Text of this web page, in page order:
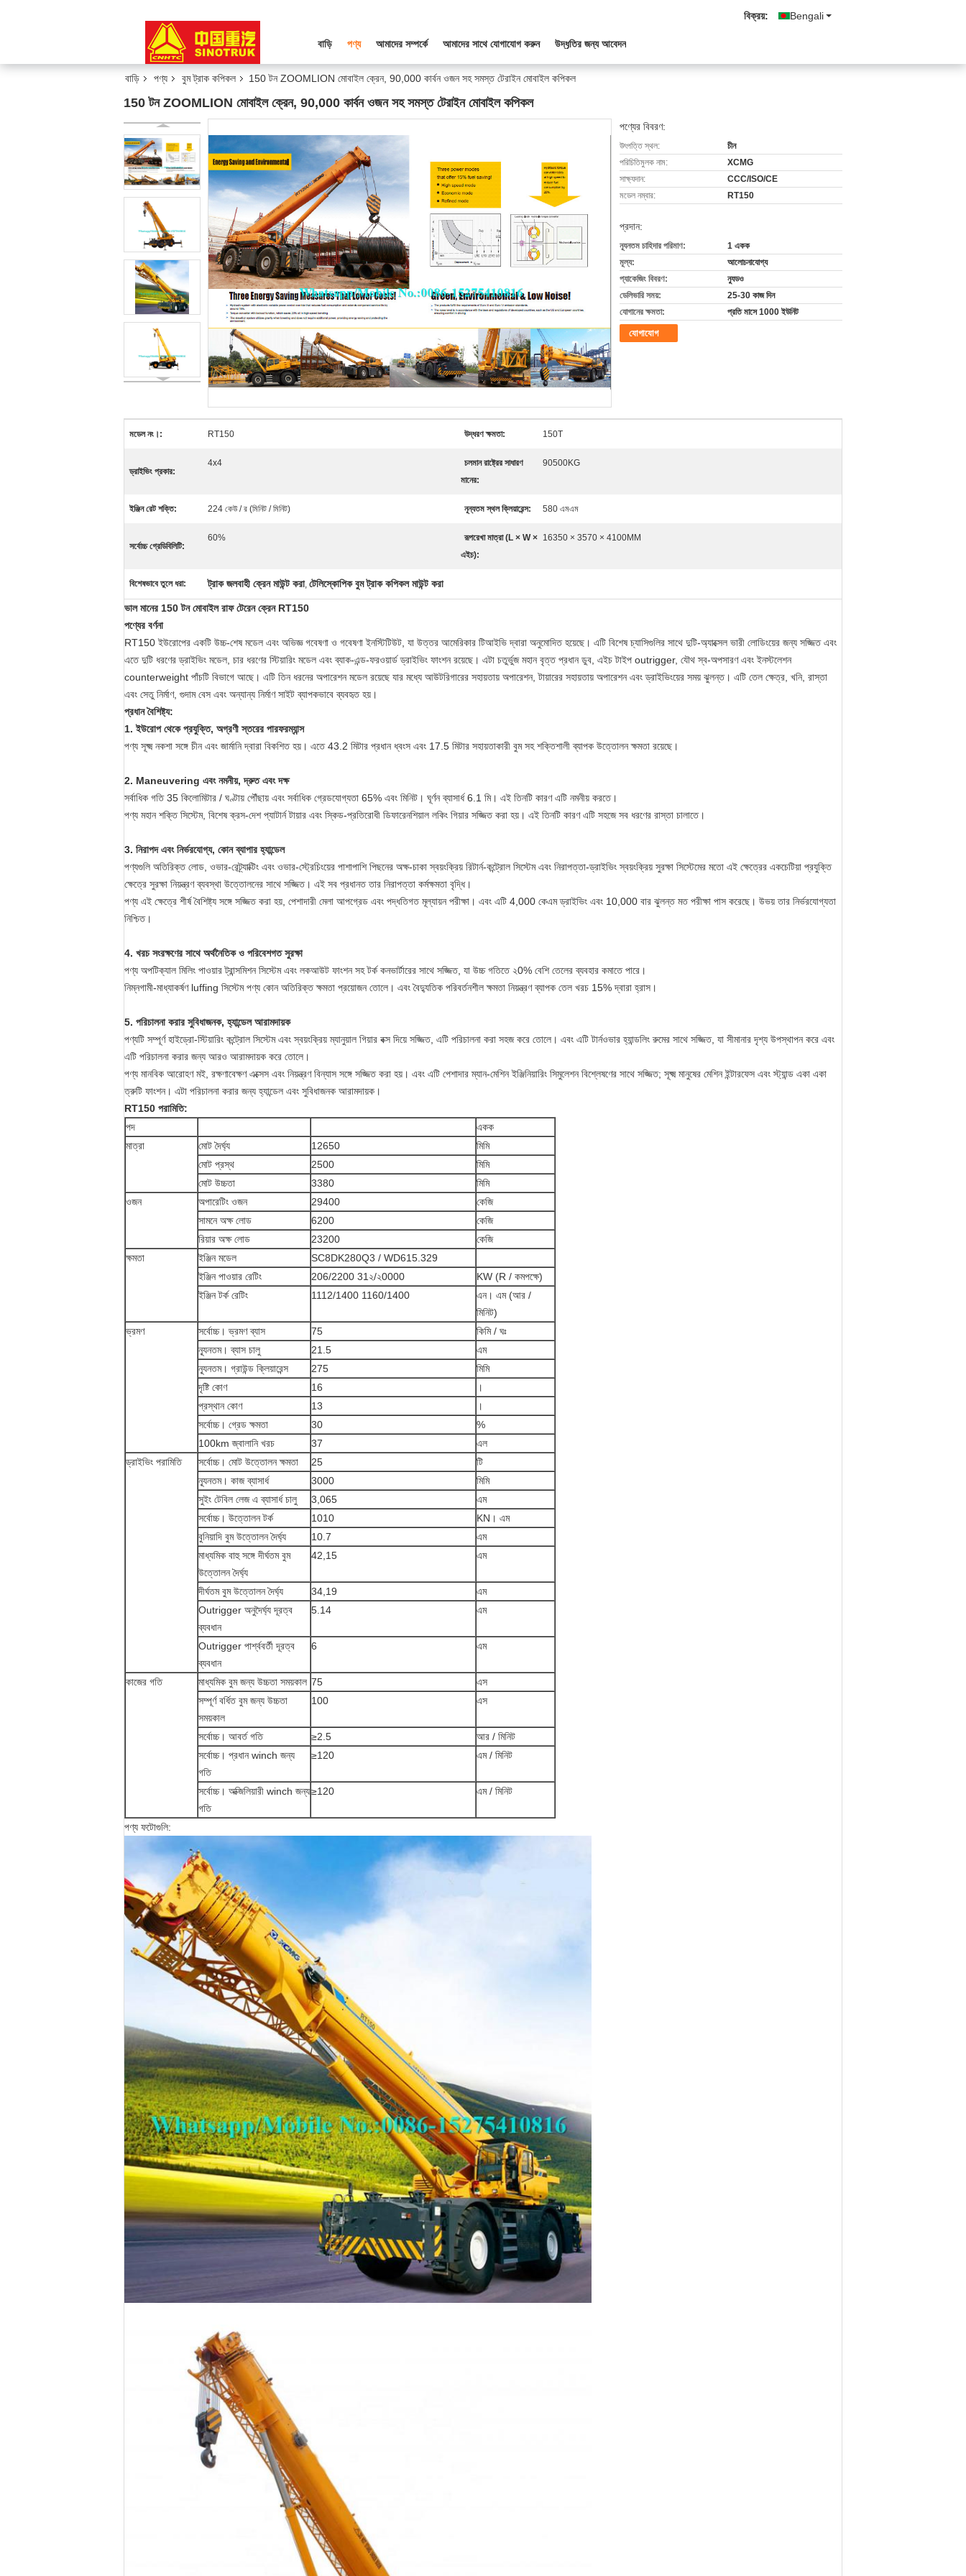
Bengali
বিক্রয়:
বাড়ি পণ্য আমাদের সম্পর্কে আমাদের সাথে যোগাযোগ করুন উদ্ধৃতির জন্য আবেদন
বাড়ি পণ্য বুম ট্রাক কপিকল 150 টন ZOOMLION মোবাইল ক্রেন, 90,000 কার্বন ওজন সহ সমস্ত টেরাইন মোবাইল কপিকল
150 টন ZOOMLION মোবাইল ক্রেন, 90,000 কার্বন ওজন সহ সমস্ত টেরাইন মোবাইল কপিকল
পণ্যের বিবরণ:
উৎপত্তি স্থল:
চীন
পরিচিতিমুলক নাম:
XCMG
সাক্ষ্যদান:
CCC/ISO/CE
মডেল নম্বার:
RT150
প্রদান:
ন্যূনতম চাহিদার পরিমাণ:
1 একক
মূল্য:
আলোচনাযোগ্য
প্যাকেজিং বিবরণ:
ন্যুডও
ডেলিভারি সময়:
25-30 কাজ দিন
যোগানের ক্ষমতা:
প্রতি মাসে 1000 ইউনিট
যোগাযোগ
মডেল নং।: RT150 উদ্ধরণ ক্ষমতা: 150T
ড্রাইভিং প্রকার:
4x4
চলমান রাষ্ট্রের সাধারণ
মানের:
90500KG
ইঞ্জিন রেট শক্তি: 224 কেউ / র (মিনিট / মিনিট) নূন্যতম স্থল ক্লিয়ারেন্স: 580 এমএম
সর্বোচ্চ গ্রেডিবিলিটি:
60%
রূপরেখা মাত্রা (L × W ×
এইচ):
16350 × 3570 × 4100MM
বিশেষভাবে তুলে ধরা: ট্রাক জলবাহী ক্রেন মাউন্ট করা, টেলিস্কোপিক বুম ট্রাক কপিকল মাউন্ট করা
ভাল মানের 150 টন মোবাইল রাফ টেরেন ক্রেন RT150
পণ্যের বর্ণনা
RT150 ইউরোপের একটি উচ্চ-শেষ মডেল এবং অভিজ্ঞ গবেষণা ও গবেষণা ইনস্টিটিউট, যা উত্তর আমেরিকার টিআইভি দ্বারা অনুমোদিত হয়েছে। এটি বিশেষ চ্যাসিগুলির সাথে দুটি-অ্যাক্সেল ভারী লোডিংয়ের জন্য সজ্জিত এবং
এতে দুটি ধরণের ড্রাইভিং মডেল, চার ধরণের স্টিয়ারিং মডেল এবং ব্যাক-এন্ড-ফরওয়ার্ড ড্রাইভিং ফাংশন রয়েছে। এটা চতুর্ভুজ মহান বৃত্ত প্রধান ডুব, এইচ টাইপ outrigger, যৌথ স্ব-অপসারণ এবং ইনস্টলেশন
counterweight পাঁচটি বিভাগে আছে। এটি তিন ধরনের অপারেশন মডেল রয়েছে যার মধ্যে আউটরিগারের সহায়তায় অপারেশন, টায়ারের সহায়তায় অপারেশন এবং ড্রাইভিংয়ের সময় ঝুলন্ত। এটি তেল ক্ষেত্র, খনি, রাস্তা
এবং সেতু নির্মাণ, গুদাম বেস এবং অন্যান্য নির্মাণ সাইট ব্যাপকভাবে ব্যবহৃত হয়।
প্রধান বৈশিষ্ট্য:
1. ইউরোপ থেকে প্রযুক্তি, অগ্রণী স্তরের পারফরম্যান্স
পণ্য সূক্ষ্ম নকশা সঙ্গে চীন এবং জার্মানি দ্বারা বিকশিত হয়। এতে 43.2 মিটার প্রধান ধ্বংস এবং 17.5 মিটার সহায়তাকারী বুম সহ শক্তিশালী ব্যাপক উত্তোলন ক্ষমতা রয়েছে।
2. Maneuvering এবং নমনীয়, দ্রুত এবং দক্ষ
সর্বাধিক গতি 35 কিলোমিটার / ঘণ্টায় পৌঁছায় এবং সর্বাধিক গ্রেডযোগ্যতা 65% এবং মিনিট। ঘূর্ণন ব্যাসার্ধ 6.1 মি। এই তিনটি কারণ এটি নমনীয় করতে।
পণ্য মহান শক্তি সিস্টেম, বিশেষ ক্রস-দেশ প্যাটার্ন টায়ার এবং স্কিড-প্রতিরোধী ডিফারেনশিয়াল লকিং গিয়ার সজ্জিত করা হয়। এই তিনটি কারণ এটি সহজে সব ধরণের রাস্তা চালাতে।
3. নিরাপদ এবং নির্ভরযোগ্য, কোন ব্যাপার হ্যান্ডেল
পণ্যগুলি অতিরিক্ত লোড, ওভার-রেট্র্যাক্টিং এবং ওভার-স্ট্রেচিংয়ের পাশাপাশি পিছনের অক্ষ-চাকা স্বয়ংক্রিয় রিটার্ন-কন্ট্রোল সিস্টেম এবং নিরাপত্তা-ড্রাইভিং স্বয়ংক্রিয় সুরক্ষা সিস্টেমের মতো এই ক্ষেত্রের একচেটিয়া প্রযুক্তি
ক্ষেত্রে সুরক্ষা নিয়ন্ত্রণ ব্যবস্থা উত্তোলনের সাথে সজ্জিত। এই সব প্রধানত তার নিরাপত্তা কর্মক্ষমতা বৃদ্ধি।
পণ্য এই ক্ষেত্রে শীর্ষ বৈশিষ্ট্য সঙ্গে সজ্জিত করা হয়, পেশাদারী মেলা আপগ্রেড এবং পদ্ধতিগত মূল্যায়ন পরীক্ষা। এবং এটি 4,000 কেএম ড্রাইভিং এবং 10,000 বার ঝুলন্ত মত পরীক্ষা পাস করেছে। উভয় তার নির্ভরযোগ্যতা
নিশ্চিত।
4. খরচ সংরক্ষণের সাথে অর্থনৈতিক ও পরিবেশগত সুরক্ষা
পণ্য অপটিক্যাল মিলিং পাওয়ার ট্রান্সমিশন সিস্টেম এবং লকআউট ফাংশন সহ টর্ক কনভার্টারের সাথে সজ্জিত, যা উচ্চ গতিতে ২0% বেশি তেলের ব্যবহার কমাতে পারে।
নিম্নগামী-মাধ্যাকর্ষণ luffing সিস্টেম পণ্য কোন অতিরিক্ত ক্ষমতা প্রয়োজন তোলে। এবং বৈদ্যুতিক পরিবর্তনশীল ক্ষমতা নিয়ন্ত্রণ ব্যাপক তেল খরচ 15% দ্বারা হ্রাস।
5. পরিচালনা করার সুবিধাজনক, হ্যান্ডেল আরামদায়ক
পণ্যটি সম্পূর্ণ হাইড্রো-স্টিয়ারিং কন্ট্রোল সিস্টেম এবং স্বয়ংক্রিয় ম্যানুয়াল গিয়ার বক্স দিয়ে সজ্জিত, এটি পরিচালনা করা সহজ করে তোলে। এবং এটি টার্নওভার হ্যান্ডলিং রুমের সাথে সজ্জিত, যা সীমানার দৃশ্য উপস্থাপন করে এবং
এটি পরিচালনা করার জন্য আরও আরামদায়ক করে তোলে।
পণ্য মানবিক আরোহণ মই, রক্ষণাবেক্ষণ এক্সেস এবং নিয়ন্ত্রণ বিন্যাস সঙ্গে সজ্জিত করা হয়। এবং এটি পেশাদার ম্যান-মেশিন ইঞ্জিনিয়ারিং সিমুলেশন বিশ্লেষণের সাথে সজ্জিত; সূক্ষ্ম মানুষের মেশিন ইন্টারফেস এবং স্ট্যান্ড একা একা
ত্রুটি ফাংশন। এটা পরিচালনা করার জন্য হ্যান্ডেল এবং সুবিধাজনক আরামদায়ক।
RT150 পরামিতি:
পদ
একক
মাত্রা
মোট দৈর্ঘ্য 12650
মিমি
মোট প্রস্থ
2500
মিমি
মোট উচ্চতা
3380
মিমি
ওজন
অপারেটিং ওজন 29400
কেজি
সামনে অক্ষ লোড
6200
কেজি
রিয়ার অক্ষ লোড
23200
কেজি
ক্ষমতা
ইঞ্জিন মডেল
SC8DK280Q3 / WD615.329
ইঞ্জিন পাওয়ার রেটিং
206/2200 31২/২0000
KW (R / কমপক্ষে)
ইঞ্জিন টর্ক রেটিং
1112/1400 1160/1400
এন। এম (আর /
মিনিট)
ভ্রমণ
সর্বোচ্চ। ভ্রমণ ব্যাস 75
কিমি / ঘঃ
ন্যূনতম। ব্যাস চালু
21.5
এম
ন্যূনতম। গ্রাউন্ড ক্লিয়ারেন্স
275
মিমি
দৃষ্টি কোণ
16
।
প্রস্থান কোণ
13
।
সর্বোচ্চ। গ্রেড ক্ষমতা
30
%
100km জ্বালানি খরচ
37
এল
ড্রাইভিং পরামিতি
সর্বোচ্চ। মোট উত্তোলন ক্ষমতা 25
টি
ন্যূনতম। কাজ ব্যাসার্ধ
3000
মিমি
সুইং টেবিল লেজ এ ব্যাসার্ধ চালু
3,065
এম
সর্বোচ্চ। উত্তোলন টর্ক
1010
KN। এম
বুনিয়াদি বুম উত্তোলন দৈর্ঘ্য
10.7
এম
মাধ্যমিক বাহু সঙ্গে দীর্ঘতম বুম
উত্তোলন দৈর্ঘ্য
42,15 এম
দীর্ঘতম বুম উত্তোলন দৈর্ঘ্য 34,19
এম
Outrigger অনুদৈর্ঘ্য দূরত্ব
ব্যবধান
5.14 এম
Outrigger পার্শ্ববর্তী দূরত্ব
ব্যবধান
6 এম
কাজের গতি মাধ্যমিক বুম জন্য উচ্চতা সময়কাল 75
এস
সম্পূর্ণ বর্ধিত বুম জন্য উচ্চতা
সময়কাল
100 এস
সর্বোচ্চ। আবর্ত গতি ≥2.5
আর / মিনিট
সর্বোচ্চ। প্রধান winch জন্য
গতি
≥120 এম / মিনিট
সর্বোচ্চ। অক্জিলিয়ারী winch জন্য
গতি
≥120 এম / মিনিট
পণ্য ফটোগুলি: